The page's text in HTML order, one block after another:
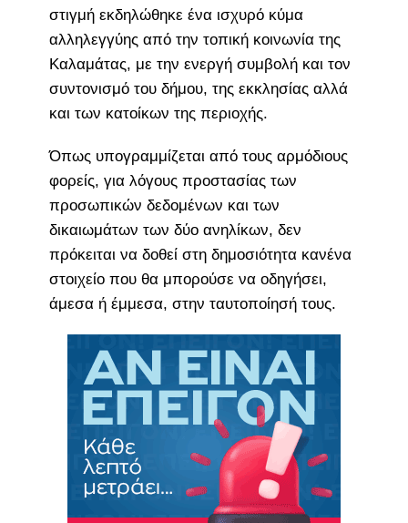
στιγμή εκδηλώθηκε ένα ισχυρό κύμα
αλληλεγγύης από την τοπική κοινωνία της
Καλαμάτας, με την ενεργή συμβολή και τον
συντονισμό του δήμου, της εκκλησίας αλλά
και των κατοίκων της περιοχής.
Όπως υπογραμμίζεται από τους αρμόδιους
φορείς, για λόγους προστασίας των
προσωπικών δεδομένων και των
δικαιωμάτων των δύο ανηλίκων, δεν
πρόκειται να δοθεί στη δημοσιότητα κανένα
στοιχείο που θα μπορούσε να οδηγήσει,
άμεσα ή έμμεσα, στην ταυτοποίησή τους.